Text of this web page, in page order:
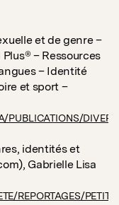
et de genre –
– Ressources
– Identité
et sport –
PUBLICATIONS/
identités et
Gabrielle Lisa
REPORTAGES/PETIT-